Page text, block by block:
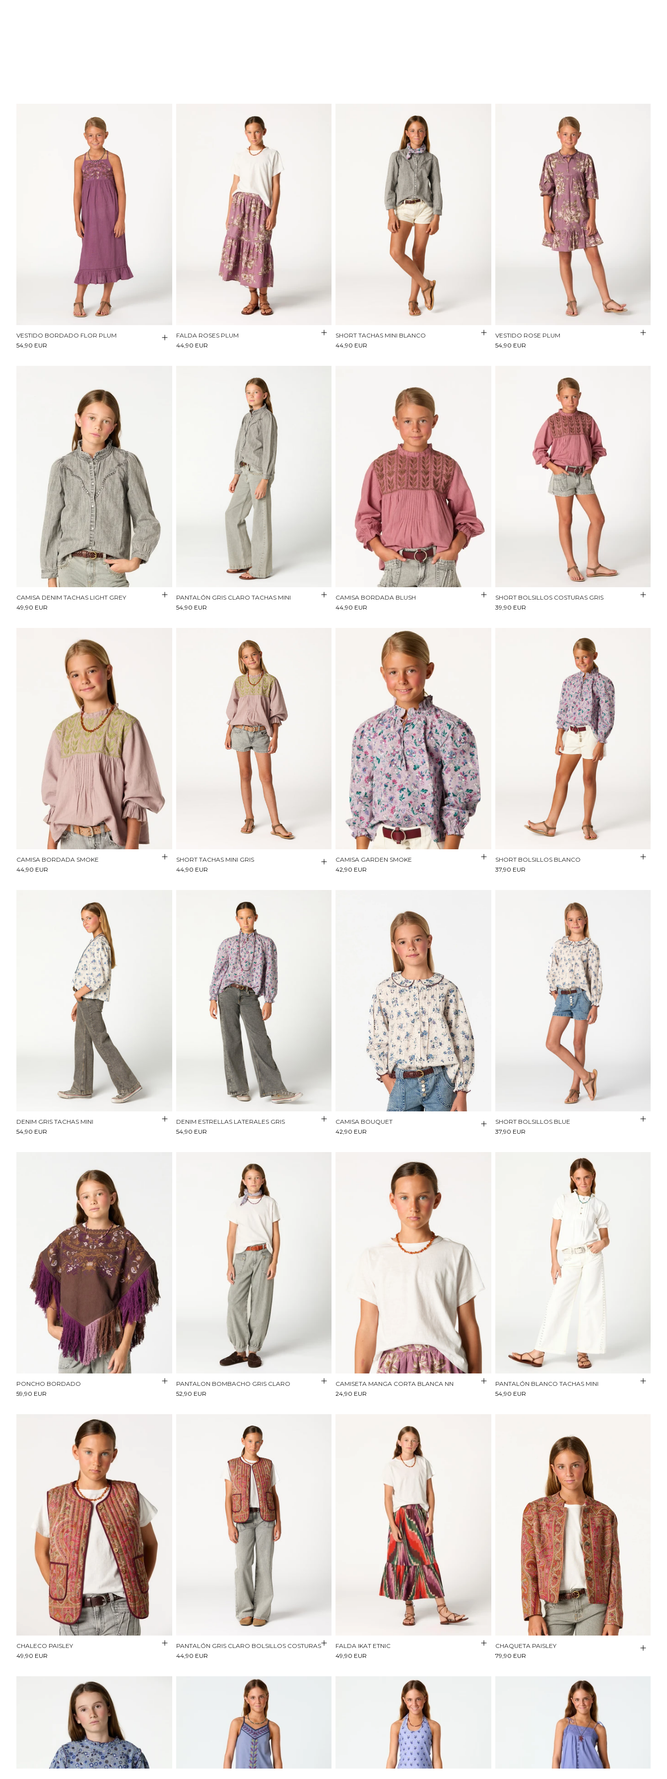
VESTIDO BORDADO FLOR PLUM
54,90 EUR
FALDA ROSES PLUM
44,90 EUR
SHORT TACHAS MINI BLANCO
44,90 EUR
VESTIDO ROSE PLUM
54,90 EUR
CAMISA DENIM TACHAS LIGHT GREY
49,90 EUR
PANTALÓN GRIS CLARO TACHAS MINI
54,90 EUR
CAMISA BORDADA BLUSH
44,90 EUR
SHORT BOLSILLOS COSTURAS GRIS
39,90 EUR
CAMISA BORDADA SMOKE
44,90 EUR
SHORT TACHAS MINI GRIS
44,90 EUR
CAMISA GARDEN SMOKE
42,90 EUR
SHORT BOLSILLOS BLANCO
37,90 EUR
DENIM GRIS TACHAS MINI
54,90 EUR
DENIM ESTRELLAS LATERALES GRIS
54,90 EUR
CAMISA BOUQUET
42,90 EUR
SHORT BOLSILLOS BLUE
37,90 EUR
PONCHO BORDADO
59,90 EUR
PANTALON BOMBACHO GRIS CLARO
52,90 EUR
CAMISETA MANGA CORTA BLANCA NN
24,90 EUR
PANTALÓN BLANCO TACHAS MINI
54,90 EUR
CHALECO PAISLEY
49,90 EUR
PANTALÓN GRIS CLARO BOLSILLOS COSTURAS
44,90 EUR
FALDA IKAT ETNIC
49,90 EUR
CHAQUETA PAISLEY
79,90 EUR